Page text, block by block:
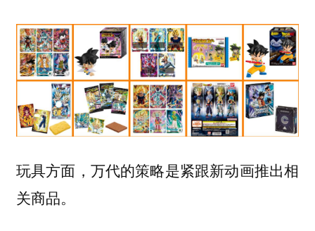
玩具方面，万代的策略是紧跟新动画推出相
关商品。